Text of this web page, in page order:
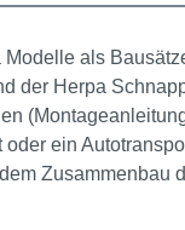
als
der Herpa
oder ein
Zusammenbau